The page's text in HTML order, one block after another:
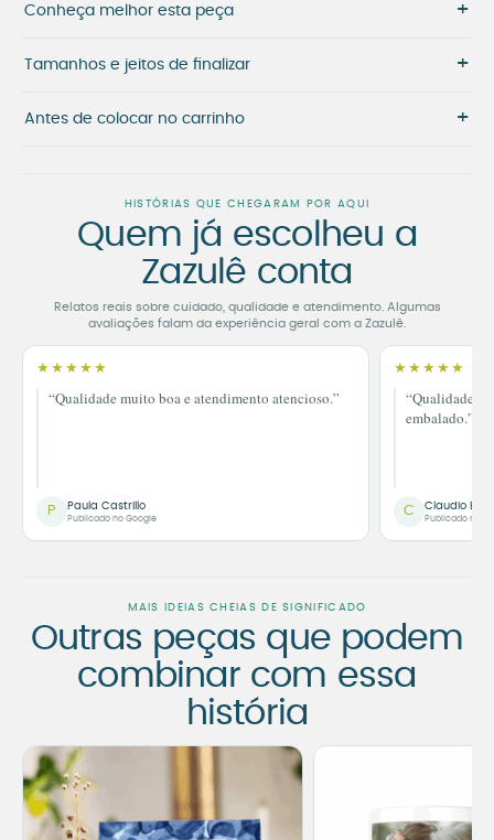
Conheça melhor esta peça +
Tamanhos e jeitos de finalizar +
Antes de colocar no carrinho +
HISTÓRIAS QUE CHEGARAM POR AQUI
Quem já escolheu a
Zazulê conta
Relatos reais sobre cuidado, qualidade e atendimento. Algumas
avaliações falam da experiência geral com a Zazulê.
★★★★★
“Qualidade muito boa e atendimento atencioso.”
P Paula Castrillo
Publicado no Google
★★★★★
“Qualidade
embalado.”
C Claudio
Publicado no
MAIS IDEIAS CHEIAS DE SIGNIFICADO
Outras peças que podem
combinar com essa
história